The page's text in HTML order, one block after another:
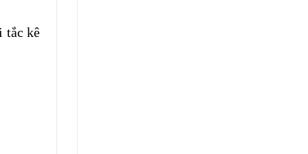
tắc kê